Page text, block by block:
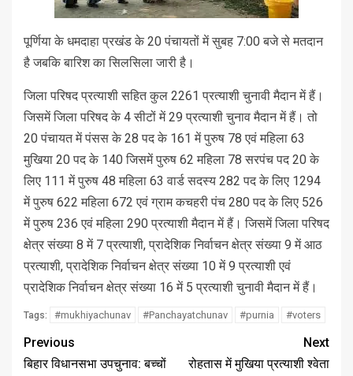
पूर्णिया के धमदाहा प्रखंड के 20 पंचायतों में सुबह 7:00 बजे से मतदान
है जबकि बारिश का सिलसिला जारी है।
जिला परिषद प्रत्याशी सहित कुल 2261 प्रत्याशी चुनावी मैदान में हैं।
जिसमें जिला परिषद के 4 सीटों में 29 प्रत्याशी चुनाव मैदान में हैं। तो
20 पंचायत में पंसस के 28 पद के 161 में पुरुष 78 एवं महिला 63
मुखिया 20 पद के 140 जिसमें पुरुष 62 महिला 78 सरपंच पद 20 के
लिए 111 में पुरुष 48 महिला 63 वार्ड सदस्य 282 पद के लिए 1294
में पुरुष 622 महिला 672 एवं ग्राम कचहरी पंच 280 पद के लिए 526
में पुरुष 236 एवं महिला 290 प्रत्याशी मैदान में हैं। जिसमें जिला परिषद
क्षेत्र संख्या 8 में 7 प्रत्याशी, प्रादेशिक निर्वाचन क्षेत्र संख्या 9 में आठ
प्रत्याशी, प्रादेशिक निर्वाचन क्षेत्र संख्या 10 में 9 प्रत्याशी एवं
प्रादेशिक निर्वाचन क्षेत्र संख्या 16 में 5 प्रत्याशी चुनावी मैदान में हैं।
Tags: #mukhiyachunav #Panchayatchunav #purnia #voters
Previous
बिहार विधानसभा उपचुनाव: बच्चों
Next
रोहतास में मुखिया प्रत्याशी श्वेता